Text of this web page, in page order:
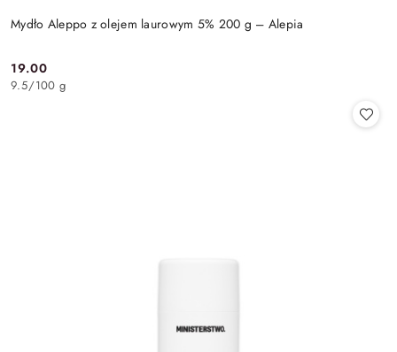
Mydło Aleppo z olejem laurowym 5% 200 g – Alepia
Cena:
19.00
9.5/100 g